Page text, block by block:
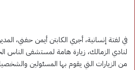
في لفتة إنسانية، أجري الكابتن أيمن حفني،
لنادي الزمالك، زيارة هامة لمستشفى الناس
من الزيارات التي يقوم بها المسئولين